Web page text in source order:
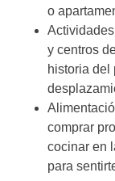
o
y centros
historia del
comprar
cocinar en
para